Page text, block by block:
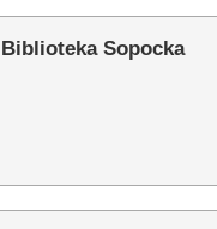
Biblioteka Sopocka